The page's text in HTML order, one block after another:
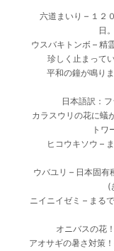
六道まいり – １２
日
ウスバキトンボ – 精
珍しく止まって
平和の鐘が鳴り
日本語訳：
カラスウリの花に蟻
トワ
ヒコウキソウ –
ウバユリ – 日本固
(
ニイニイゼミ – まる
オニバスの花
アオサギの暑さ対策